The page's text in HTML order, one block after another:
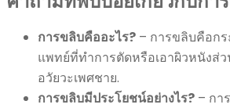
การขลิบคืออะไร? – การขลิบคือก
แพทย์ที่ทำการตัดหรือเอาผิวหนังส่
อวัยวะเพศชาย.
การขลิบมีประโยชน์อย่างไร? – กา